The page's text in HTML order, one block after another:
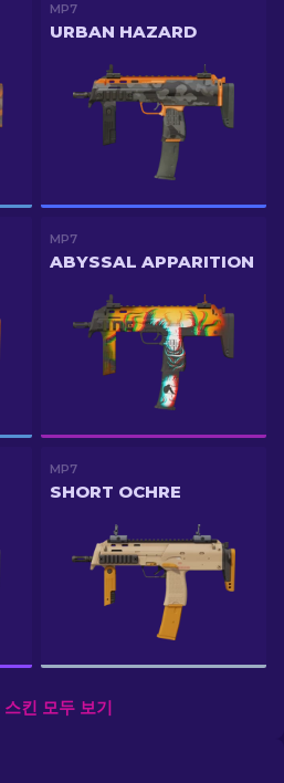
MP7
URBAN HAZARD
MP7
ABYSSAL APPARITION
MP7
SHORT OCHRE
킨 모두 보기